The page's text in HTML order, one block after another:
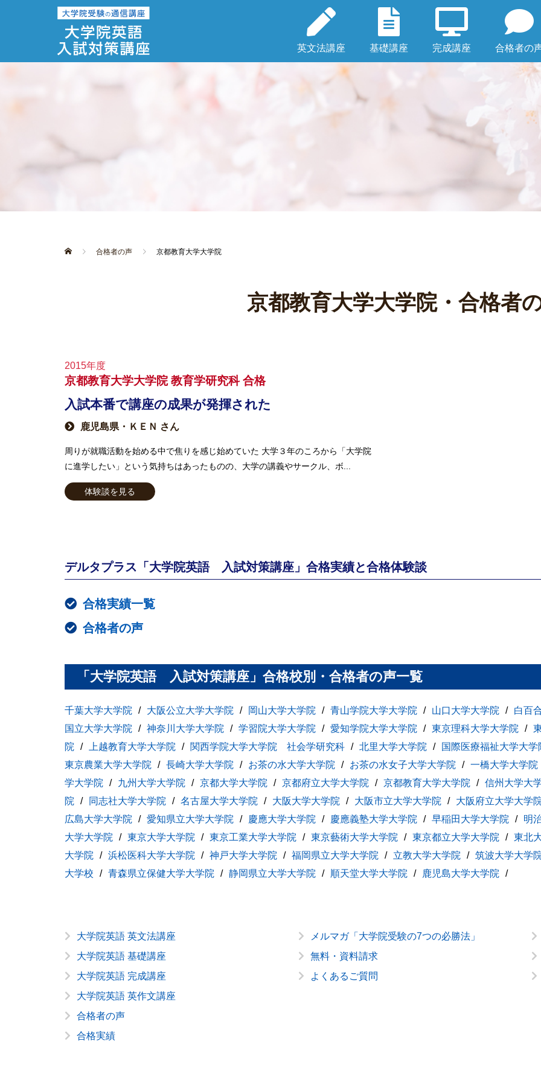
英文法講座 基礎講座 完成講座 合格者の
合格者の声 京都教育大学大学院
京都教育大学大学院・合格者
2015年度
京都教育大学大学院 教育学研究科 合格
入試本番で講座の成果が発揮された
鹿児島県・ＫＥＮ さん
周りが就職活動を始める中で焦りを感じ始めていた 大学３年のころから「大学院
に進学したい」という気持ちはあったものの、大学の講義やサークル、ボ...
体験談を見る
デルタプラス「大学院英語 入試対策講座」合格実績と合格体験談
合格実績一覧
合格者の声
「大学院英語 入試対策講座」合格校別・合格者の声一覧
千葉大学大学院 大阪公立大学大学院 岡山大学大学院 青山学院大学大学院 山口大学大学院
白百
国立大学大学院
神奈川大学大学院 学習院大学大学院 愛知学院大学大学院 東京理科大学大学院
院
上越教育大学大学院 関西学院大学大学院 社会学研究科 北里大学大学院
国際医療福祉大学大学
東京農業大学大学院
長崎大学大学院 お茶の水大学大学院 お茶の水女子大学大学院
一橋大学大学院
学大学院
九州大学大学院 京都大学大学院 京都府立大学大学院 京都教育大学大学院
信州大学大
院
同志社大学大学院 名古屋大学大学院 大阪大学大学院 大阪市立大学大学院
大阪府立大学大学
広島大学大学院
愛知県立大学大学院 慶應大学大学院 慶應義塾大学大学院 早稲田大学大学院
明
大学大学院
東京大学大学院 東京工業大学大学院 東京藝術大学大学院 東京都立大学大学院
東北
大学院
浜松医科大学大学院 神戸大学大学院 福岡県立大学大学院 立教大学大学院
筑波大学大学
大学校
青森県立保健大学大学院 静岡県立大学大学院 順天堂大学大学院 鹿児島大学大学院
大学院英語 英文法講座
大学院英語 基礎講座
大学院英語 完成講座
大学院英語 英作文講座
合格者の声
合格実績
メルマガ「大学院受験の7つの必勝法」
無料・資料請求
よくあるご質問